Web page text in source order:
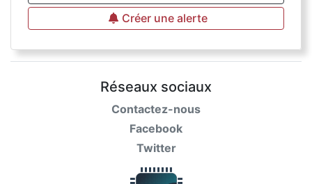
Créer une alerte
Réseaux sociaux
Contactez-nous
Facebook
Twitter